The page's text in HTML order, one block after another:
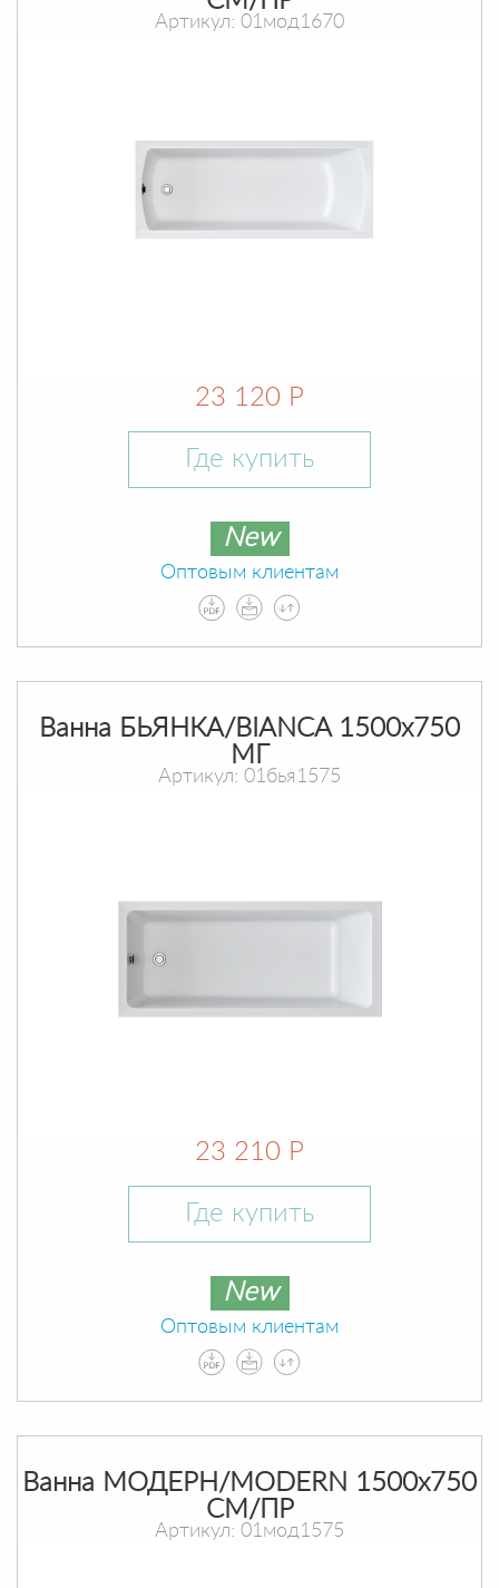
Артикул: 01мод1670
23 120 Р
Где купить
New
Оптовым клиентам
Ванна БЬЯНКА/BIANCA 1500х750
МГ
Артикул: 01бья1575
23 210 Р
Где купить
New
Оптовым клиентам
Ванна МОДЕРН/MODERN 1500х750
СМ/ПР
Артикул: 01мод1575